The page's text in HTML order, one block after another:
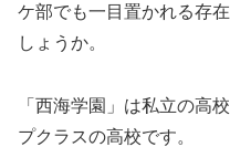
ケ部でも一目置かれる存
しょうか。
「西海学園」は私立の高
プクラスの高校です。